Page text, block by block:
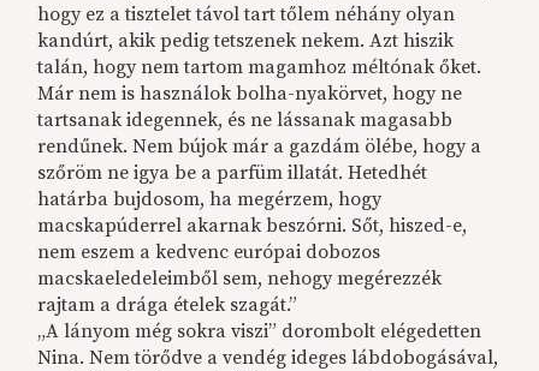
hogy ez a tisztelet távol tart tőlem néhány olyan
kandúrt, akik pedig tetszenek nekem. Azt hiszik
talán, hogy nem tartom magamhoz méltónak őket.
Már nem is használok bolha-nyakörvet, hogy ne
tartsanak idegennek, és ne lássanak magasabb
rendűnek. Nem bújok már a gazdám ölébe, hogy a
szőröm ne igya be a parfüm illatát. Hetedhét
határba bujdosom, ha megérzem, hogy
macskapúderrel akarnak beszórni. Sőt, hiszed-e,
nem eszem a kedvenc európai dobozos
macskaeledeleimből sem, nehogy megérezzék
rajtam a drága ételek szagát.”
„A lányom még sokra viszi” dorombolt elégedetten
Nina. Nem törődve a vendég ideges lábdobogásával,